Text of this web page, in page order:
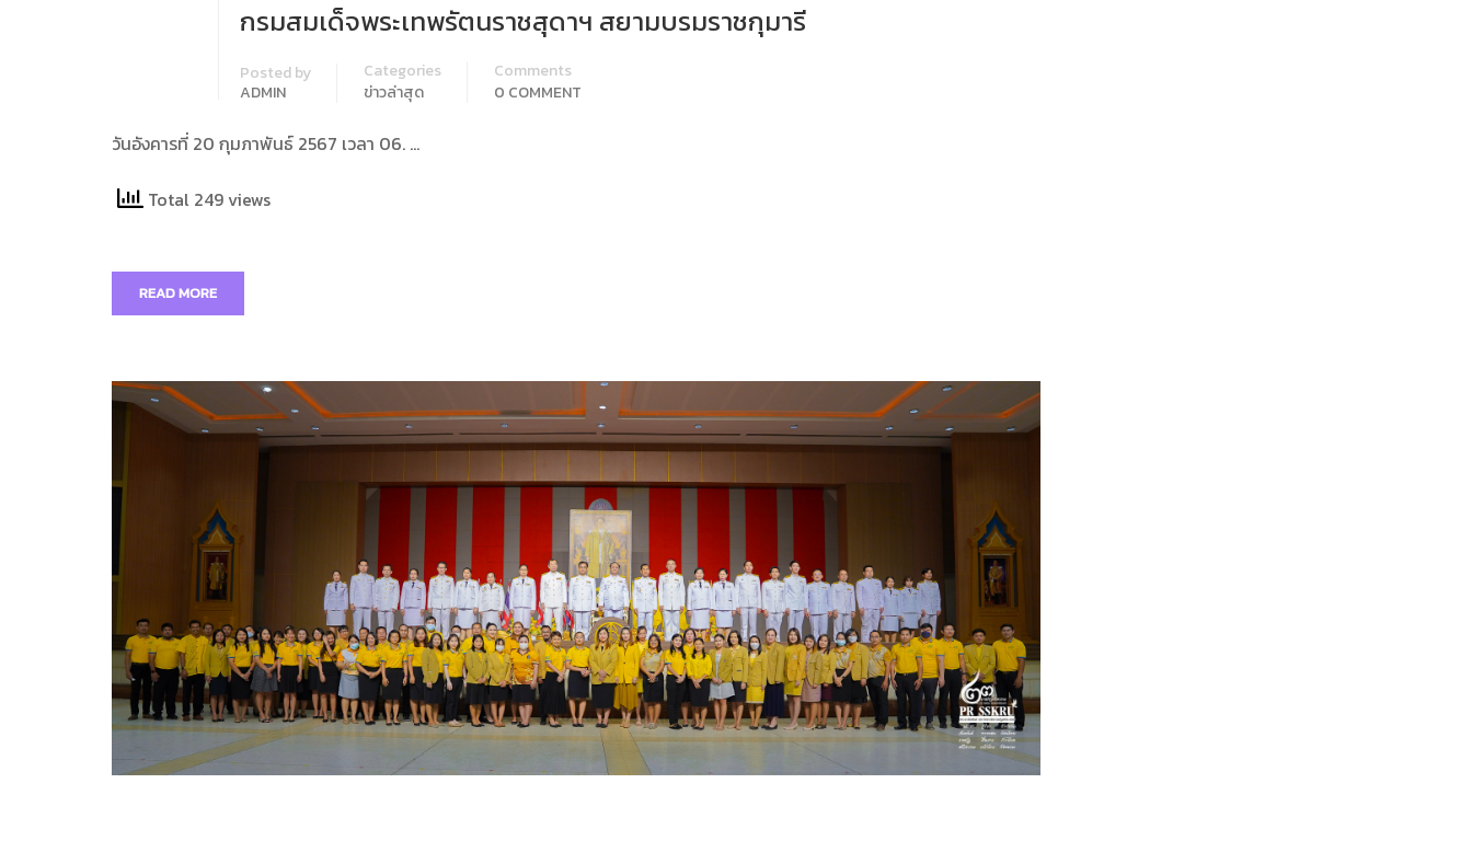
กรมสมเด็จพระเทพรัตนราชสุดาฯ สยามบรมราชกุมารี
Posted by
ADMIN
Categories
ข่าวล่าสุด
Comments
0 COMMENT
วันอังคารที่ 20 กุมภาพันธ์ 2567 เวลา 06. …
Total 249 views
READ MORE